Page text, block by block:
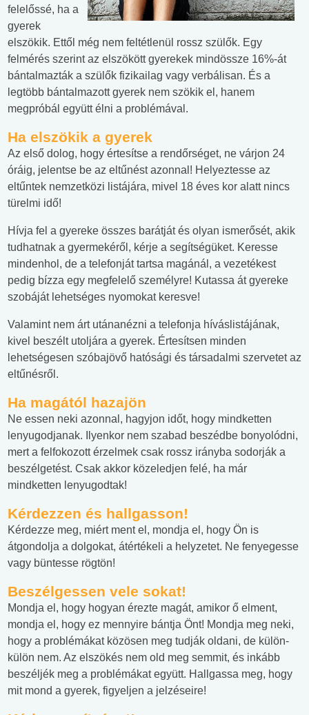
felelőssé, ha a
gyerek
elszökik. Ettől még nem feltétlenül rossz szülők. Egy
felmérés szerint az elszökött gyerekek mindössze 16%-át
bántalmazták a szülők fizikailag vagy verbálisan. És a
legtöbb bántalmazott gyerek nem szökik el, hanem
megpróbál együtt élni a problémával.
Ha elszökik a gyerek
Az első dolog, hogy értesítse a rendőrséget, ne várjon 24
óráig, jelentse be az eltűnést azonnal! Helyeztesse az
eltűntek nemzetközi listájára, mivel 18 éves kor alatt nincs
türelmi idő!
Hívja fel a gyereke összes barátját és olyan ismerősét, akik
tudhatnak a gyermekéről, kérje a segítségüket. Keresse
mindenhol, de a telefonját tartsa magánál, a vezetékest
pedig bízza egy megfelelő személyre! Kutassa át gyereke
szobáját lehetséges nyomokat keresve!
Valamint nem árt utánanézni a telefonja híváslistájának,
kivel beszélt utoljára a gyerek. Értesítsen minden
lehetségesen szóbajövő hatósági és társadalmi szervetet az
eltűnésről.
Ha magától hazajön
Ne essen neki azonnal, hagyjon időt, hogy mindketten
lenyugodjanak. Ilyenkor nem szabad beszédbe bonyolódni,
mert a felfokozott érzelmek csak rossz irányba sodorják a
beszélgetést. Csak akkor közeledjen felé, ha már
mindketten lenyugodtak!
Kérdezzen és hallgasson!
Kérdezze meg, miért ment el, mondja el, hogy Ön is
átgondolja a dolgokat, átértékeli a helyzetet. Ne fenyegesse
vagy büntesse rögtön!
Beszélgessen vele sokat!
Mondja el, hogy hogyan érezte magát, amikor ő elment,
mondja el, hogy ez mennyire bántja Önt! Mondja meg neki,
hogy a problémákat közösen meg tudják oldani, de külön-
külön nem. Az elszökés nem old meg semmit, és inkább
beszéljék meg a problémákat együtt. Hallgassa meg, hogy
mit mond a gyerek, figyeljen a jelzéseire!